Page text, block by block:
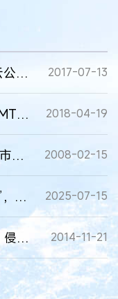
“我叫MT”手游被侵权 阿里云公司应否担责？ 2017-07-13
国内首例云平台传播《我叫MT online》游戏被诉侵权 2018-04-19
《我叫刘跃进》正版DVD上市 低价销售防盗版 2008-02-15
你叫“除魔”，我叫“斩妖除魔”，侵权吗？ 2025-07-15
卓越欲起诉昆仑《超级MT》侵犯版权 2014-11-21